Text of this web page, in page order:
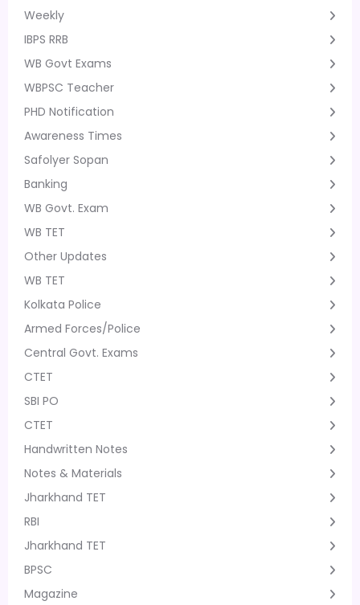
Weekly
IBPS RRB
WB Govt Exams
WBPSC Teacher
PHD Notification
Awareness Times
Safolyer Sopan
Banking
WB Govt. Exam
WB TET
Other Updates
WB TET
Kolkata Police
Armed Forces/Police
Central Govt. Exams
CTET
SBI PO
CTET
Handwritten Notes
Notes & Materials
Jharkhand TET
RBI
Jharkhand TET
BPSC
Magazine